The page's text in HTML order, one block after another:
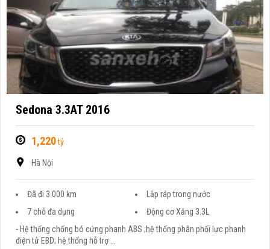
Sedona 3.3AT 2016
1,220tỷ
Hà Nội
Đã đi 3.000 km
Lắp ráp trong nước
7 chỗ đa dụng
Động cơ Xăng 3.3L
- Hệ thống chống bó cứng phanh ABS ;hệ thống phân phối lực phanh
điện tử EBD; hệ thống hỗ trợ ...